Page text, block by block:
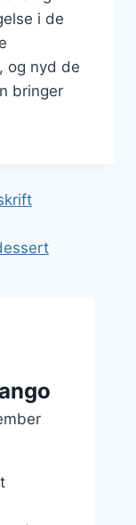
i de
og nyd de
bringer